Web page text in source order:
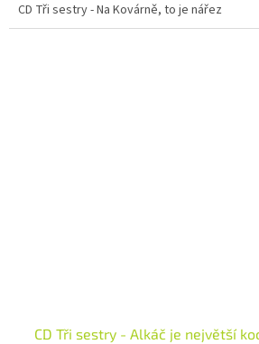
CD Tři sestry - Na Kovárně, to je nářez
CD Tři sestry - Alkáč je největší